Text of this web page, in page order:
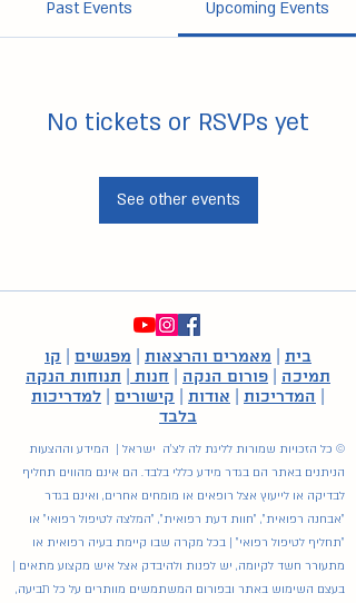
Upcoming Events
Past Events
No tickets or RSVPs yet
See other events
בית מאמרים והרצאות מפגשים
קו
תמיכה
פורום הנקה חנות
תנוחות הנקה
המדריכות אודות קישורים
למדריכות
בלבד
© כל הזכויות שמורות לליגת לה לצ'ה ישראל | המידע וההצעות
הניתנים באתר הם בגדר מידע כללי בלבד. הם אינם מהווים תחליף
לבדיקה או לייעוץ אצל רופאים או מומחים אחרים, ואינם בגדר
"אבחנה רפואית", "חוות דעת רפואית", "המלצה לטיפול רפואי" או
"תחליף לטיפול רפואי" | בכל מקרה שבו קיימת בעיה רפואית או
מתעורר חשד לקיומה, יש לפנות ולהיבדק אצל איש מקצוע מתאים |
בעצם השימוש באתר ובפורום המשתמשים מוותרים על כל תביעה,